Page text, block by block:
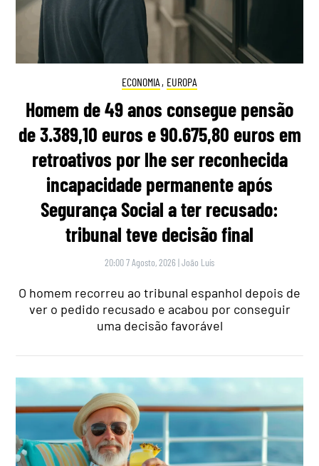
ECONOMIA , EUROPA
Homem de 49 anos consegue pensão
de 3.389,10 euros e 90.675,80 euros em
retroativos por lhe ser reconhecida
incapacidade permanente após
Segurança Social a ter recusado:
tribunal teve decisão final
20:00 7 Agosto, 2026 |João Luís
O homem recorreu ao tribunal espanhol depois de
ver o pedido recusado e acabou por conseguir
uma decisão favorável